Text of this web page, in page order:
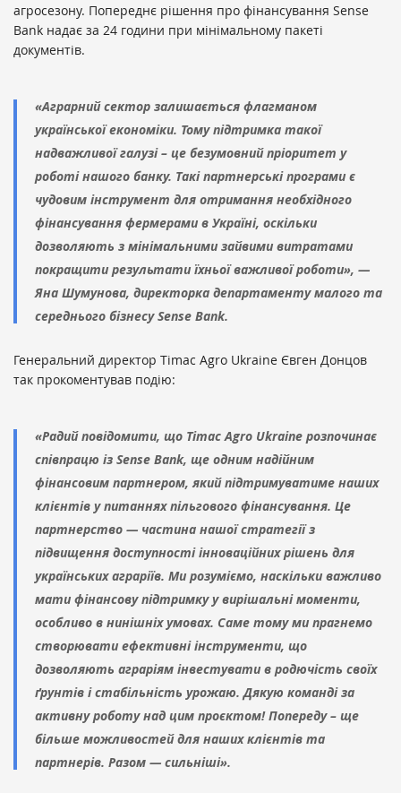
агросезону. Попереднє рішення про фінансування Sense
Bank надає за 24 години при мінімальному пакеті
документів.
«Аграрний сектор залишається флагманом
української економіки. Тому підтримка такої
надважливої галузі – це безумовний пріоритет у
роботі нашого банку. Такі партнерські програми є
чудовим інструмент для отримання необхідного
фінансування фермерами в Україні, оскільки
дозволяють з мінімальними зайвими витратами
покращити результати їхньої важливої роботи», —
Яна Шумунова, директорка департаменту малого та
середнього бізнесу Sense Bank.
Генеральний директор Timac Agro Ukraine Євген Донцов
так прокоментував подію:
«Радий повідомити, що Timac Agro Ukraine розпочинає
співпрацю із Sense Bank, ще одним надійним
фінансовим партнером, який підтримуватиме наших
клієнтів у питаннях пільгового фінансування. Це
партнерство — частина нашої стратегії з
підвищення доступності інноваційних рішень для
українських аграріїв. Ми розуміємо, наскільки важливо
мати фінансову підтримку у вирішальні моменти,
особливо в нинішніх умовах. Саме тому ми прагнемо
створювати ефективні інструменти, що
дозволяють аграріям інвестувати в родючість своїх
ґрунтів і стабільність урожаю. Дякую команді за
активну роботу над цим проєктом! Попереду – ще
більше можливостей для наших клієнтів та
партнерів. Разом — сильніші».